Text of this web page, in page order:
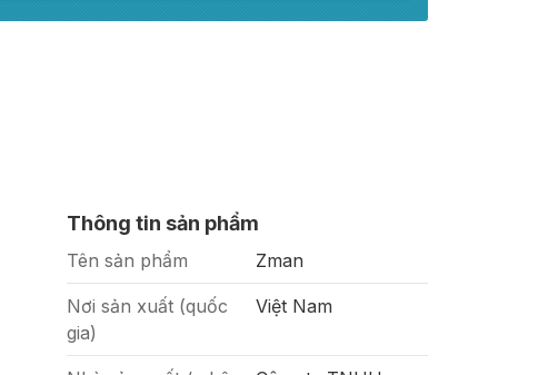
Thông tin sản phẩm
Tên sản phẩm Zman
Nơi sản xuất (quốc
gia)
Việt Nam